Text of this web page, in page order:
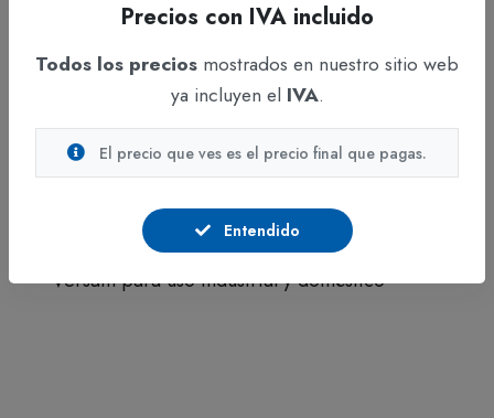
Biodegradable: Sí
Libre de fosfatos, fragancias y colorantes
Alto poder desengrasante para suciedad difícil
Limpieza eficiente en superficies y textiles
Evita la redeposición de suciedad
Producto biodegradable y sin fragancia
Versátil para uso industrial y doméstico
Precios con IVA incluido
Todos los precios mostrados en nuestro sitio web
ya incluyen el IVA.
El precio que ves es el precio final que pagas.
Entendido